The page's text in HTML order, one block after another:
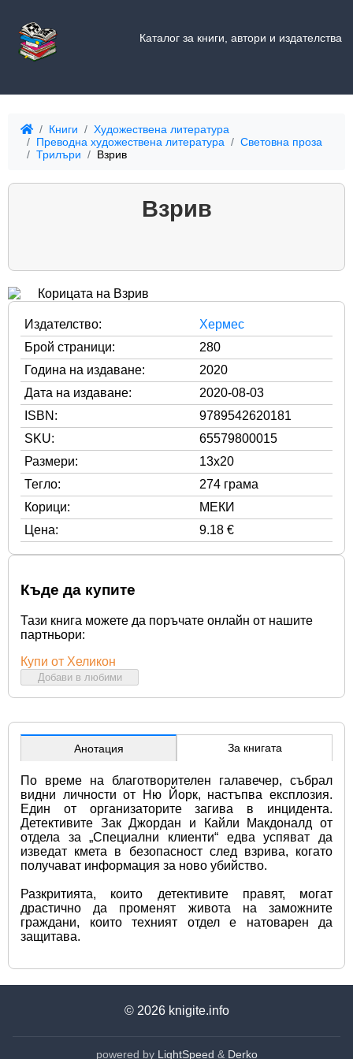
Каталог за книги, автори и издателства
Книги
Художествена литература
Преводна художествена литература
Световна проза
Трилъри
Взрив
Взрив
Издателство:
Хермес
Брой страници:
280
Година на издаване:
2020
Дата на издаване:
2020-08-03
ISBN:
9789542620181
SKU:
65579800015
Размери:
13x20
Тегло:
274 грама
Корици:
МЕКИ
Цена:
9.18 €
Къде да купите
Тази книга можете да поръчате онлайн от нашите
партньори:
Купи от Хеликон
Добави в любими
Анотация За книгата
По време на благотворителен галавечер, събрал
видни личности от Ню Йорк, настъпва експлозия.
Един от организаторите загива в инцидента.
Детективите Зак Джордан и Кайли Макдоналд от
отдела за „Специални клиенти“ едва успяват да
изведат кмета в безопасност след взрива, когато
получават информация за ново убийство.
Разкритията, които детективите правят, могат
драстично да променят живота на заможните
граждани, които техният отдел е натоварен да
защитава.
© 2026 knigite.info
powered by LightSpeed & Derko